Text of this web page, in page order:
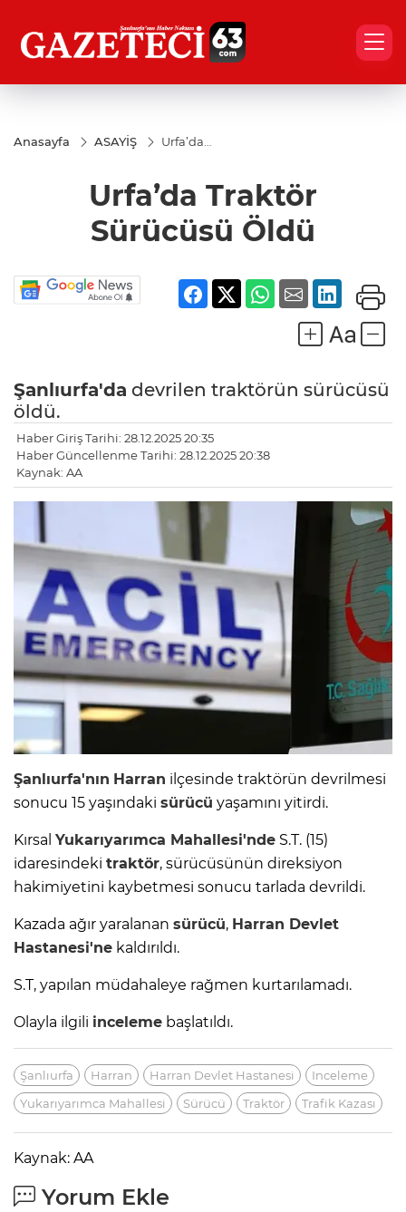
Anasayfa ASAYİŞ
Urfa’da
Öldü
Urfa’da Traktör
Sürücüsü Öldü
Şanlıurfa'da devrilen traktörün sürücüsü
öldü.
Haber Giriş Tarihi: 28.12.2025 20:35
Haber Güncellenme Tarihi: 28.12.2025 20:38
Kaynak: AA
Şanlıurfa'nın Harran ilçesinde traktörün devrilmesi
sonucu 15 yaşındaki sürücü yaşamını yitirdi.
Kırsal Yukarıyarımca Mahallesi'nde S.T. (15)
idaresindeki traktör, sürücüsünün direksiyon
hakimiyetini kaybetmesi sonucu tarlada devrildi.
Kazada ağır yaralanan sürücü, Harran Devlet
Hastanesi'ne kaldırıldı.
S.T, yapılan müdahaleye rağmen kurtarılamadı.
Olayla ilgili inceleme başlatıldı.
Şanlıurfa Harran Harran Devlet Hastanesi
Inceleme
Yukarıyarımca Mahallesi
Sürücü Traktör Trafik Kazası
Kaynak: AA
Yorum Ekle